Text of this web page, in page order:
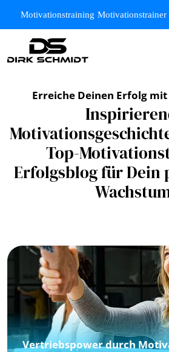
Motivationstraining Motivationstrainer
Erreiche Deinen Erfolg
Top-
Erfolgsblog für Dein
Vertriebspower durch